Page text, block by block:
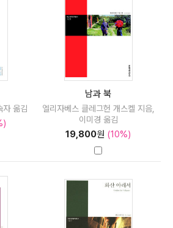
자 옮김
남과 북
엘리자베스 클레그헌 개스켈 지음,
이미경 옮김
19,800원 (10%)